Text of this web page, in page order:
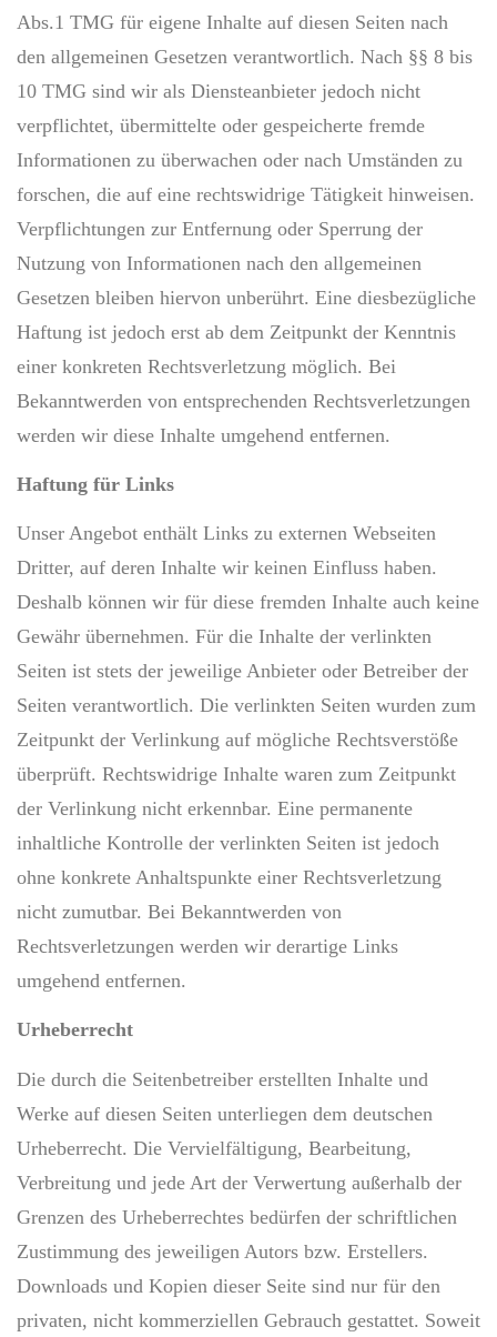
Abs.1 TMG für eigene Inhalte auf diesen Seiten nach
den allgemeinen Gesetzen verantwortlich. Nach §§ 8 bis
10 TMG sind wir als Diensteanbieter jedoch nicht
verpflichtet, übermittelte oder gespeicherte fremde
Informationen zu überwachen oder nach Umständen zu
forschen, die auf eine rechtswidrige Tätigkeit hinweisen.
Verpflichtungen zur Entfernung oder Sperrung der
Nutzung von Informationen nach den allgemeinen
Gesetzen bleiben hiervon unberührt. Eine diesbezügliche
Haftung ist jedoch erst ab dem Zeitpunkt der Kenntnis
einer konkreten Rechtsverletzung möglich. Bei
Bekanntwerden von entsprechenden Rechtsverletzungen
werden wir diese Inhalte umgehend entfernen.
Haftung für Links
Unser Angebot enthält Links zu externen Webseiten
Dritter, auf deren Inhalte wir keinen Einfluss haben.
Deshalb können wir für diese fremden Inhalte auch keine
Gewähr übernehmen. Für die Inhalte der verlinkten
Seiten ist stets der jeweilige Anbieter oder Betreiber der
Seiten verantwortlich. Die verlinkten Seiten wurden zum
Zeitpunkt der Verlinkung auf mögliche Rechtsverstöße
überprüft. Rechtswidrige Inhalte waren zum Zeitpunkt
der Verlinkung nicht erkennbar. Eine permanente
inhaltliche Kontrolle der verlinkten Seiten ist jedoch
ohne konkrete Anhaltspunkte einer Rechtsverletzung
nicht zumutbar. Bei Bekanntwerden von
Rechtsverletzungen werden wir derartige Links
umgehend entfernen.
Urheberrecht
Die durch die Seitenbetreiber erstellten Inhalte und
Werke auf diesen Seiten unterliegen dem deutschen
Urheberrecht. Die Vervielfältigung, Bearbeitung,
Verbreitung und jede Art der Verwertung außerhalb der
Grenzen des Urheberrechtes bedürfen der schriftlichen
Zustimmung des jeweiligen Autors bzw. Erstellers.
Downloads und Kopien dieser Seite sind nur für den
privaten, nicht kommerziellen Gebrauch gestattet. Soweit